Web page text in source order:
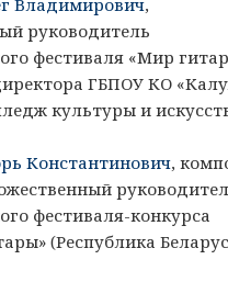
Владимирович,
руководитель
фестиваля «Мир
ГБПОУ КО
культуры и
Константинович,
фестиваля-конкурса
(Республика